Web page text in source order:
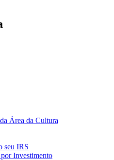
Área da Cultura
seu IRS
Investimento